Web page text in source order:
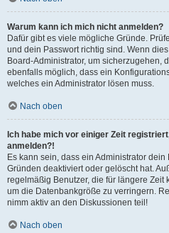
Warum kann ich mich nicht anmelden?
Dafür gibt es viele mögliche Gründe.
und dein Passwort richtig sind. Wenn
Board-Administrator, um sicherzugehen,
ebenfalls möglich, dass ein
welches ein Administrator lösen muss.
Nach oben
Ich habe mich vor einiger Zeit
anmelden?!
Es kann sein, dass ein Administrator
Gründen deaktiviert oder gelöscht hat.
regelmäßig Benutzer, die für längere
um die Datenbankgröße zu verringern.
nimm aktiv an den Diskussionen teil!
Nach oben